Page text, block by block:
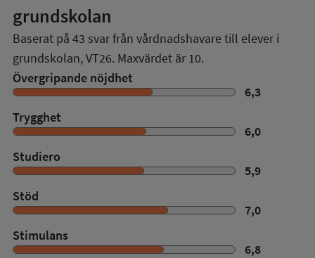
grundskolan
Baserat på 43 svar från vårdnadshavare till elever i
grundskolan,VT26. Maxvärdet är 10.
Övergripande nöjdhet
6,3
Trygghet
6,0
Studiero
5,9
Stöd
7,0
Stimulans
6,8